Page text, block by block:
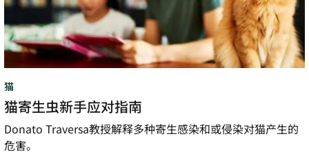
应
对
指
南
猫
猫寄生虫新手应对指南
Donato Traversa教授解释多种寄生感染和或侵染对猫产生的
危害。